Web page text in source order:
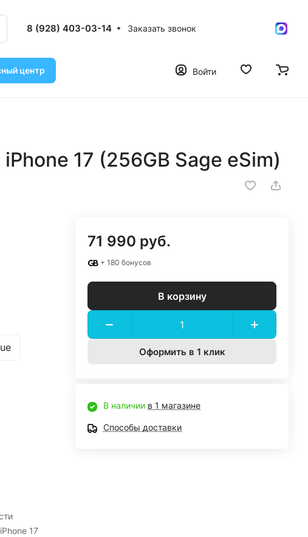
8 (928) 403-03-14 Заказать звонок
центр Войти
17 (256GB Sage eSim)
17
71 990 руб.
+ 180 бонусов
В корзину
Оформить в 1 клик
В наличии в 1 магазине
Способы доставки